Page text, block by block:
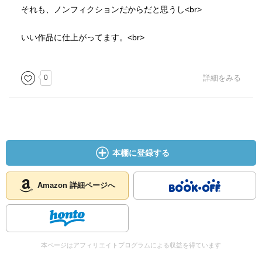
それも、ノンフィクションだからだと思うし<br>
いい作品に仕上がってます。<br>
0 詳細をみる
本棚に登録する
Amazon 詳細ページへ
本ページはアフィリエイトプログラムによる収益を得ています